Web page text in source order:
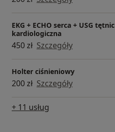
EKG + ECHO serca + USG
kardiologiczna
450 zł Szczegóły
Holter ciśnieniowy
200 zł Szczegóły
+ 11 usług